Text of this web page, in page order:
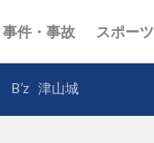
事件・事故 スポーツ
B’z 津山城